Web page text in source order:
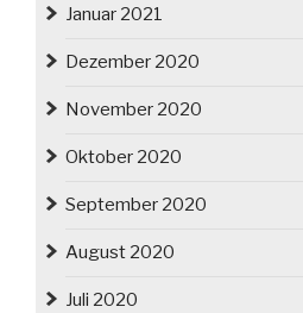
Januar 2021
Dezember 2020
November 2020
Oktober 2020
September 2020
August 2020
Juli 2020